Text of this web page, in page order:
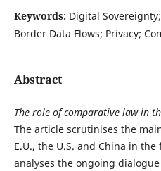
Keywords: Digital
Border Data Flows; Privacy;
Abstract
The role of comparative law in
The article scrutinises the
E.U., the U.S. and China in
analyses the ongoing